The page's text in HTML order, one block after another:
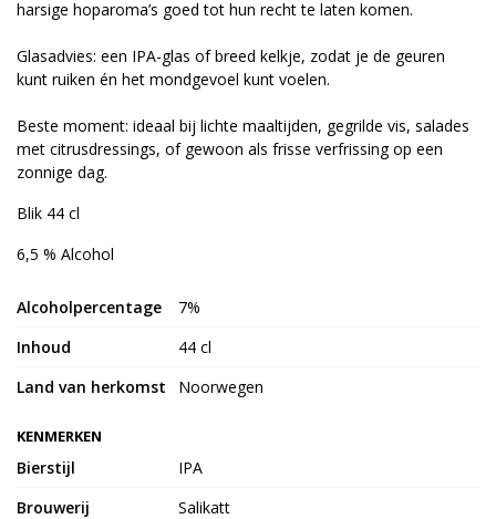
harsige hoparoma’s goed tot hun recht te laten komen.
Glasadvies: een IPA-glas of breed kelkje, zodat je de geuren
kunt ruiken én het mondgevoel kunt voelen.
Beste moment: ideaal bij lichte maaltijden, gegrilde vis, salades
met citrusdressings, of gewoon als frisse verfrissing op een
zonnige dag.
Blik 44 cl
6,5 % Alcohol
Alcoholpercentage
7%
Inhoud
44 cl
Land van herkomst
Noorwegen
KENMERKEN
Bierstijl
IPA
Brouwerij
Salikatt